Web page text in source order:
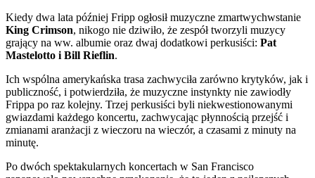
Kiedy dwa lata później Fripp ogłosił muzyczne zmartwychwstanie
King Crimson, nikogo nie dziwiło, że zespół tworzyli muzycy
grający na ww. albumie oraz dwaj dodatkowi perkusiści: Pat
Mastelotto i Bill Rieflin.
Ich wspólna amerykańska trasa zachwyciła zarówno krytyków, jak i
publiczność, i potwierdziła, że muzyczne instynkty nie zawiodły
Frippa po raz kolejny. Trzej perkusiści byli niekwestionowanymi
gwiazdami każdego koncertu, zachwycając płynnością przejść i
zmianami aranżacji z wieczoru na wieczór, a czasami z minuty na
minutę.
Po dwóch spektakularnych koncertach w San Francisco